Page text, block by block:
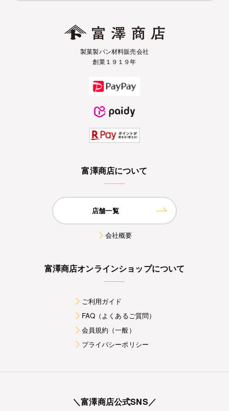
製菓製パン材料販売会社
創業１９１９年
富澤商店について
店舗一覧
会社概要
富澤商店オンラインショップについて
ご利用ガイド
FAQ（よくあるご質問）
会員規約（一般）
プライバシーポリシー
＼富澤商店公式SNS／